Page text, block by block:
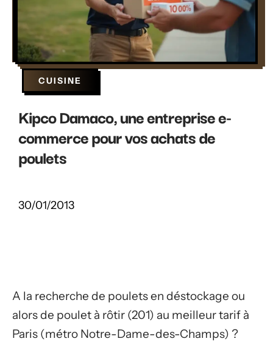
CUISINE
Kipco Damaco, une entreprise e-
commerce pour vos achats de
poulets
30/01/2013
A la recherche de poulets en déstockage ou
alors de poulet à rôtir (201) au meilleur tarif à
Paris (métro Notre-Dame-des-Champs) ?